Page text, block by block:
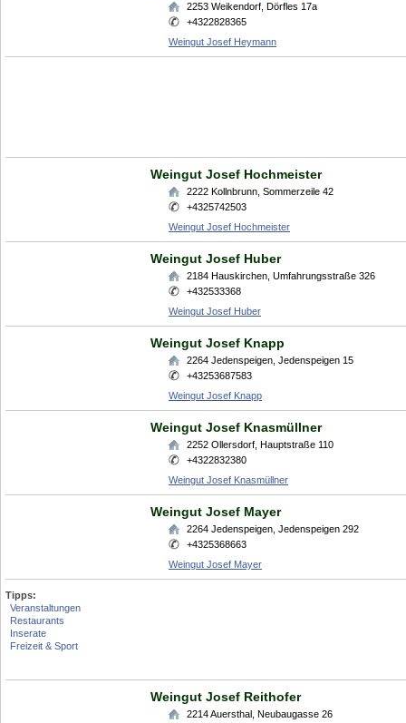
2253 Weikendorf Dörfles 17a
+4322828365
Weingut Josef Heymann
Weingut Josef Hochmeister
2222 Kollnbrunn Sommerzeile 42
+4325742503
Weingut Josef Hochmeister
Weingut Josef Huber
2184 Hauskirchen Umfahrungsstraße 326
+432533368
Weingut Josef Huber
Weingut Josef Knapp
2264 Jedenspeigen Jedenspeigen 15
+43253687583
Weingut Josef Knapp
Weingut Josef Knasmüllner
2252 Ollersdorf Hauptstraße 110
+4322832380
Weingut Josef Knasmüllner
Weingut Josef Mayer
2264 Jedenspeigen Jedenspeigen 292
+4325368663
Weingut Josef Mayer
Tipps:
Veranstaltungen
Restaurants
Inserate
Freizeit & Sport
Weingut Josef Reithofer
2214Auersthal Neubaugasse 26